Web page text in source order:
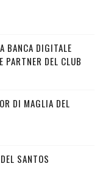
BANCA DIGITALE
PARTNER DEL CLUB
DI MAGLIA DEL
SANTOS